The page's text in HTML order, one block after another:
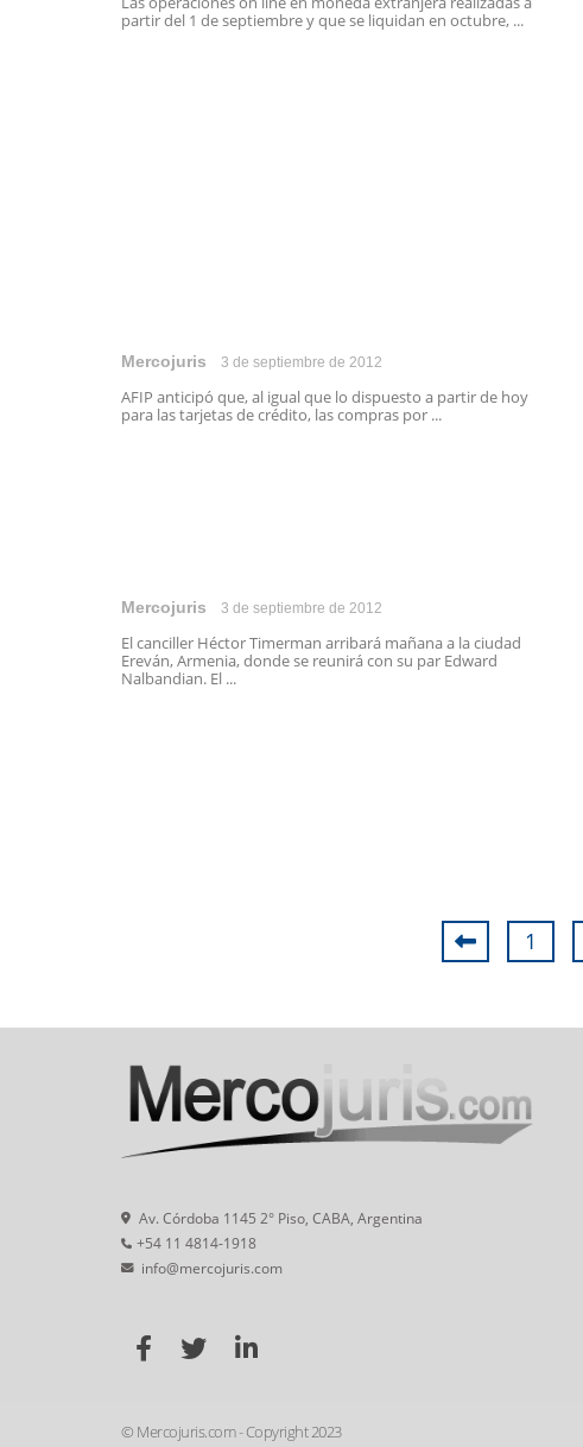
partir del 1 de septiembre y que se liquidan en octubre, ...
Mercojuris 3 de septiembre de 2012
AFIP anticipó que, al igual que lo dispuesto a partir de hoy
para las tarjetas de crédito, las compras por ...
Mercojuris 3 de septiembre de 2012
El canciller Héctor Timerman arribará mañana a la ciudad
Ereván, Armenia, donde se reunirá con su par Edward
Nalbandian. El ...
1
Av. Córdoba 1145 2° Piso, CABA, Argentina
+54 11 4814-1918
info@mercojuris.com
© Mercojuris.com - Copyright 2023